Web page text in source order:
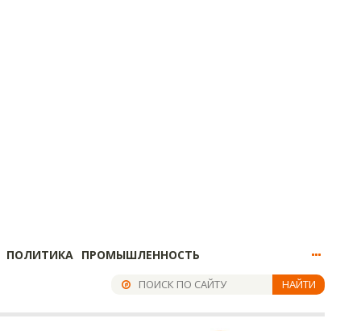
ПОЛИТИКА ПРОМЫШЛЕННОСТЬ
НАЙТИ